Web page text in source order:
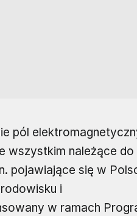
pól
wszystkim należące do
pojawiające się w
i
w ramach